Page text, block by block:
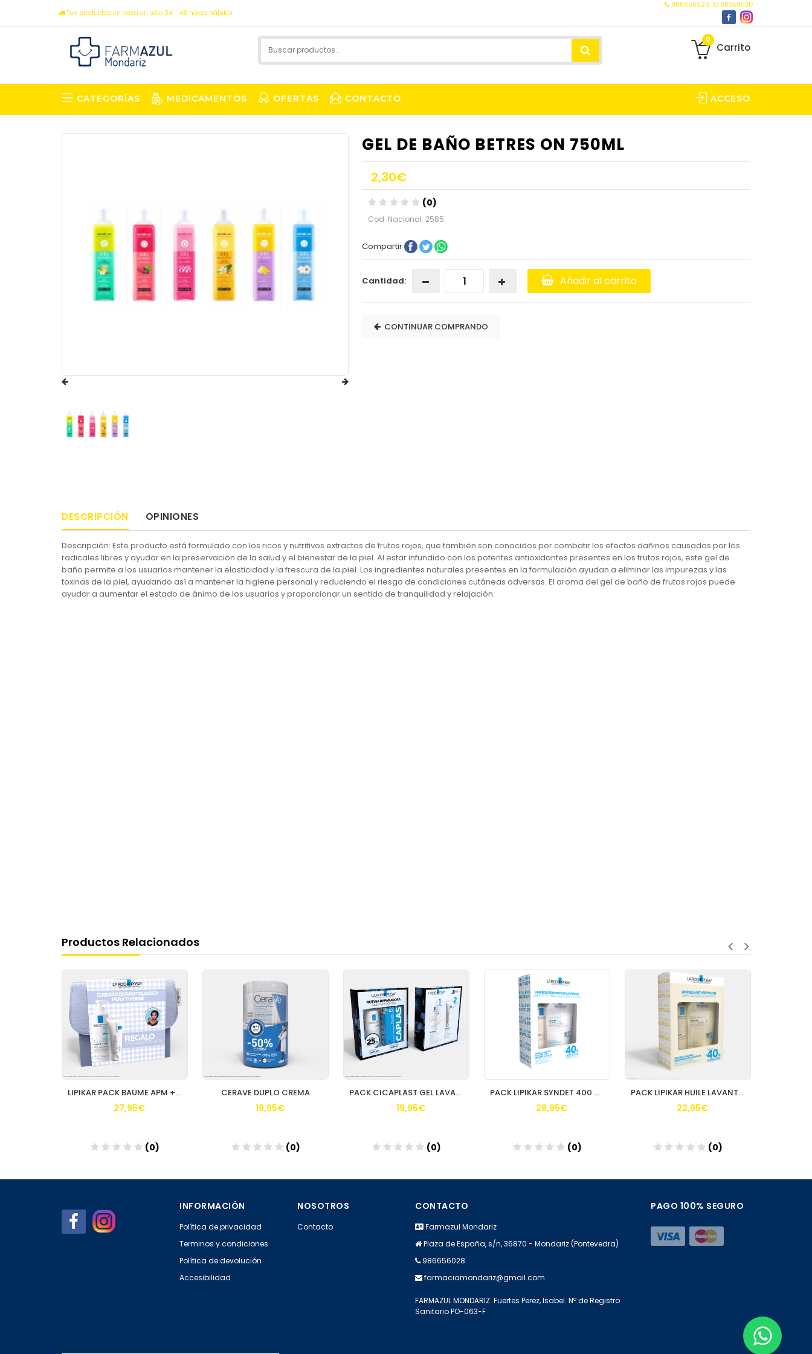
Tus productos en casa en sólo 24 - 48 horas hábiles
986656028 683580317
0
Carrito
CATEGORÍAS MEDICAMENTOS OFERTAS CONTACTO ACCESO
GEL DE BAÑO BETRES ON 750ML
2,30€
(0)
Cod. Nacional: 2585
Compartir
Cantidad: Añadir al carrito
CONTINUAR COMPRANDO
DESCRIPCIÓN OPINIONES
Descripción: Este producto está formulado con los ricos y nutritivos extractos de frutos rojos, que también son conocidos por combatir los efectos dañinos causados por los
radicales libres y ayudar en la preservación de la salud y el bienestar de la piel. Al estar infundido con los potentes antioxidantes presentes en los frutos rojos, este gel de
baño permite a los usuarios mantener la elasticidad y la frescura de la piel. Los ingredientes naturales presentes en la formulación ayudan a eliminar las impurezas y las
toxinas de la piel, ayudando así a mantener la higiene personal y reduciendo el riesgo de condiciones cutáneas adversas. El aroma del gel de baño de frutos rojos puede
ayudar a aumentar el estado de ánimo de los usuarios y proporcionar un sentido de tranquilidad y relajación.
Productos Relacionados
LIPIKAR PACK BAUME APM + CICAPLAST B5 + CAMBIADOR DE REGALO
27,95€
(0)
CERAVE DUPLO CREMA
19,95€
(0)
PACK CICAPLAST GEL LAVANT 200ML + BALSAMO 40ML
19,95€
(0)
PACK LIPIKAR SYNDET 400 ML + REFILL 400 ML
29,95€
(0)
PACK LIPIKAR HUILE LAVANTE 400 ML + 400 ML REFILL
22,95€
(0)
INFORMACIÓN
Política de privacidad
Terminos y condiciones
Política de devolución
Accesibilidad
NOSOTROS
Contacto
CONTACTO
Farmazul Mondariz
Plaza de España, s/n, 36870 - Mondariz (Pontevedra)
986656028
farmaciamondariz@gmail.com
FARMAZUL MONDARIZ. Fuertes Perez, Isabel. Nº de Registro
Sanitario PO-063-F
PAGO 100% SEGURO